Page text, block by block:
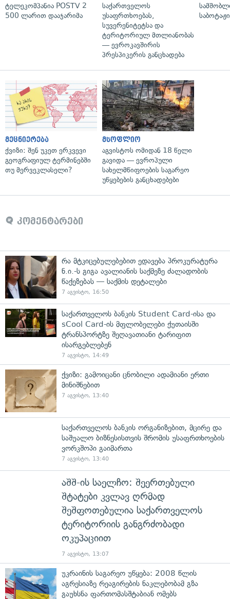
ტელეკომპანია POSTV 2
500 ლარით დააჯარიმა
საქართველოს
უსაფრთხოებას,
სუვერენიტეტსა და
ტერიტორიულ მთლიანობას
— ევროკავშირის
პრესპიკერის განცხადება
მეცნიერება
ქვიზი: შენ უკეთ ერკვევი
გეოგრაფიულ ტერმინებში
თუ მერვეკლასელი?
მსოფლიო
აგვისტოს ომიდან 18 წელი
გავიდა — ევროპული
სახელმწიფოების საგარეო
უწყებების განცხადებები
კომენტარები
რა მტკიცებულებებით ედავება პროკურატურა
ნ.ი.-ს გიგა ავალიანის საქმეზე ძალადობის
წაქეზებას — საქმის დეტალები
7 აგვისტო, 16:50
საქართველოს ბანკის Student Card-ისა და
sCool Card-ის მფლობელები ქუთაისში
ტრანსპორტზე შეღავათიანი ტარიფით
ისარგებლებენ
7 აგვისტო, 14:49
ქვიზი: გამოიცანი ცნობილი ადამიანი ერთი
მინიშნებით
7 აგვისტო, 13:40
საქართველოს ბანკის ორგანიზებით, მცირე და
საშუალო ბიზნესისთვის შრომის უსაფრთხოების
ვორკშოპი გაიმართა
7 აგვისტო, 13:40
აშშ-ის საელჩო: შეერთებული
შტატები კვლავ ღრმად
შეშფოთებულია საქართველოს
ტერიტორიის განგრძობადი
ოკუპაციით
7 აგვისტო, 13:07
უკრაინის საგარეო უწყება: 2008 წლის
აგრესიაზე რეაგირების ნაკლებობამ გზა
გაუხსნა ფართომასშტაბიან ომებს